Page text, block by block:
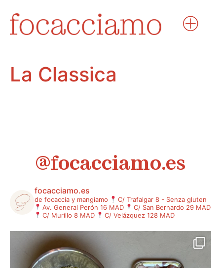
La Classica
@focacciamo.es
focacciamo.es
de focaccia y mangiamo
C/ Trafalgar 8 - Senza gluten
Av. General Perón 16 MAD
C/ San Bernardo 29 MAD
C/ Murillo 8 MAD
C/ Velázquez 128 MAD